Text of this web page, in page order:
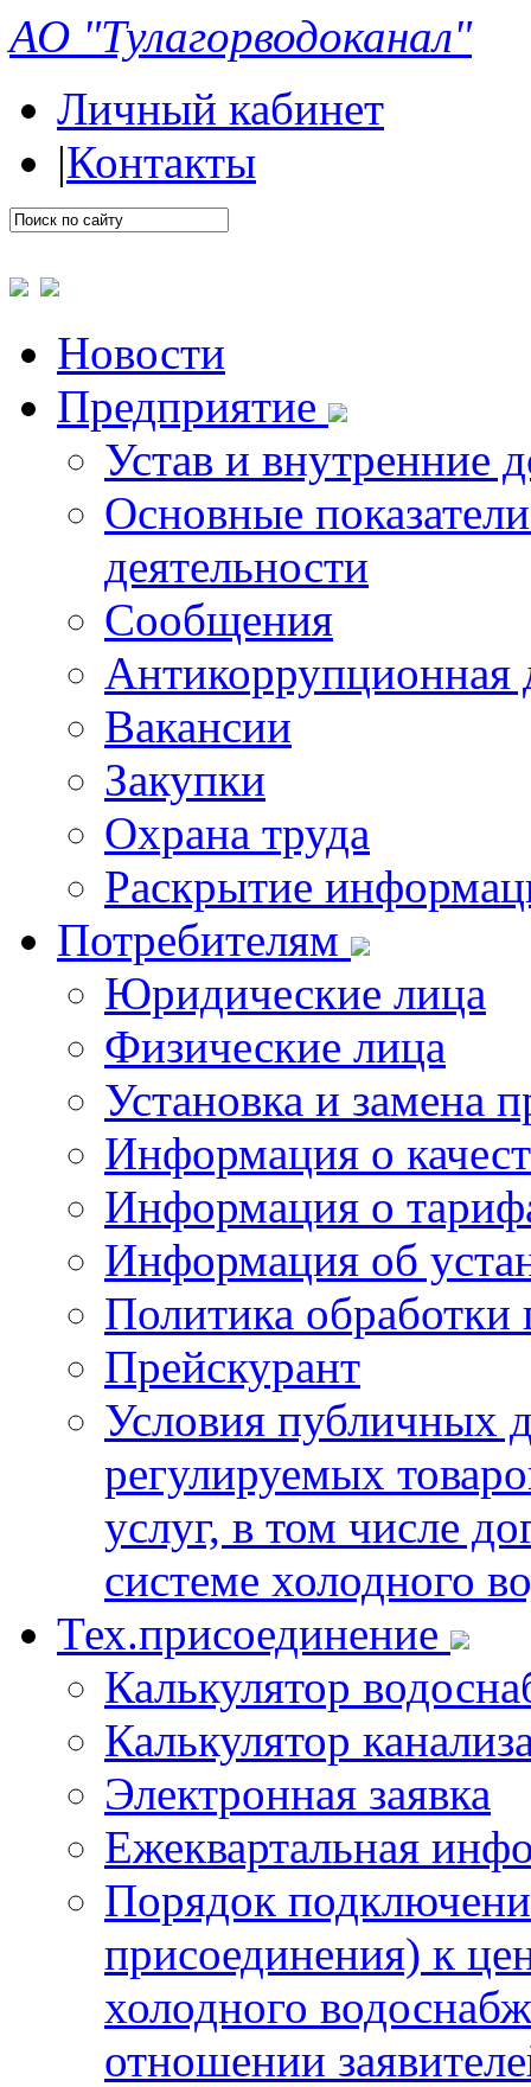
АО "Тулагорводоканал"
Личный кабинет
|Контакты
Новости
Предприятие
Устав и внутренние
Основные
деятельности
Сообщения
Антикоррупционная
Вакансии
Закупки
Охрана труда
Раскрытие
Потребителям
Юридические лица
Физические лица
Установка и замена
Информация о
Информация о
Информация об
Политика
Прейскурант
Условия публичных
регулируемых
услуг, в том числе
системе холодного
Тех.присоединение
Калькулятор
Калькулятор
Электронная заявка
Ежеквартальная
Порядок
присоединения) к
холодного
отношении